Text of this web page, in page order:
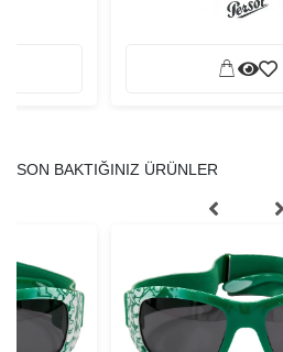
SON BAKTIĞINIZ ÜRÜNLER